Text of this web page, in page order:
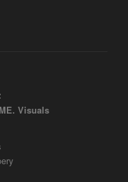
Visuals